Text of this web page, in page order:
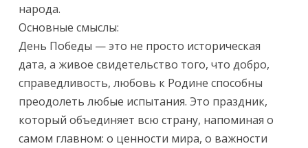
народа.
Основные смыслы:
День Победы — это не просто историческая
дата, а живое свидетельство того, что добро,
справедливость, любовь к Родине способны
преодолеть любые испытания. Это праздник,
который объединяет всю страну, напоминая о
самом главном: о ценности мира, о важности